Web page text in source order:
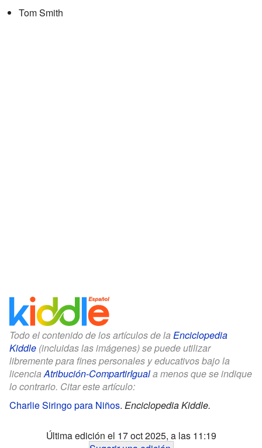
Tom Smith
Todo el contenido de los artículos de la Enciclopedia
Kiddle (incluidas las imágenes) se puede utilizar
libremente para fines personales y educativos bajo la
licenciaAtribución-CompartirIguala menos que se indique
lo contrario. Citar este artículo:
Charlie Siringo para Niños. Enciclopedia Kiddle.
Última edición el 17 oct 2025, a las 11:19